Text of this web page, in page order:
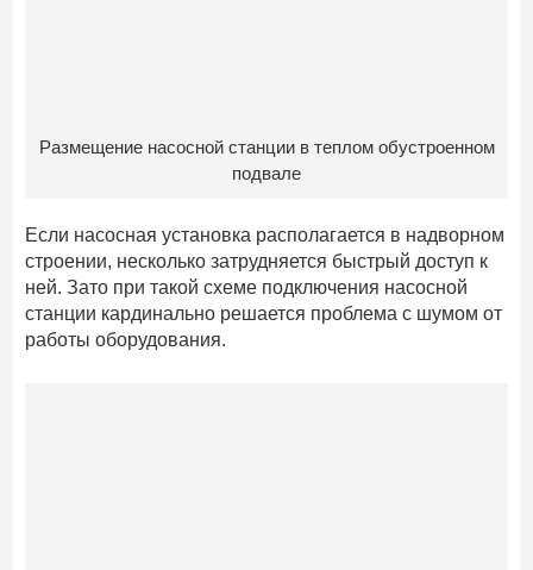
Размещение насосной станции в теплом обустроенном
подвале
Если насосная установка располагается в надворном
строении, несколько затрудняется быстрый доступ к
ней. Зато при такой схеме подключения насосной
станции кардинально решается проблема с шумом от
работы оборудования.